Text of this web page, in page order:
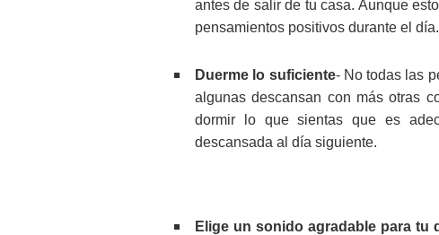
antes de salir de tu casa. Aunque
pensamientos positivos durante el día.
Duerme lo suficiente- No todas las
algunas descansan con más otras
dormir lo que sientas que es
descansada al día siguiente.
Elige un sonido agradable para tu